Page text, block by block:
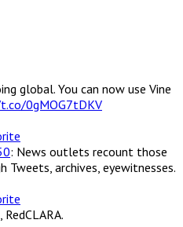
global. You can now use Vine
0gMOG7tDKV
: News outlets recount those
Tweets, archives, eyewitnesses.